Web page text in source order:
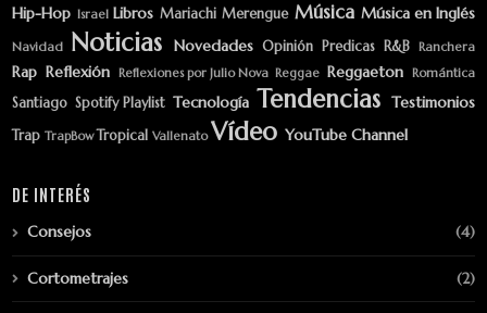
Hip-Hop Israel Libros Mariachi Merengue Música Música en Inglés
Navidad Noticias Novedades Opinión Predicas R&B Ranchera
Rap Reflexión Reflexiones por Julio Nova Reggae Reggaeton Romántica
Santiago Spotify Playlist Tecnología Tendencias Testimonios
Trap TrapBow Tropical Vallenato Vídeo YouTube Channel
DE INTERÉS
Consejos (4)
Cortometrajes (2)